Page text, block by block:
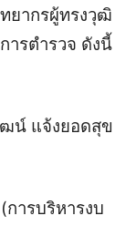
ยากรผู้ทรงวุฒิ
ารตำรวจ ดังนี้
ฒน์ แจ้งยอดสุข
ารบริหารงบ